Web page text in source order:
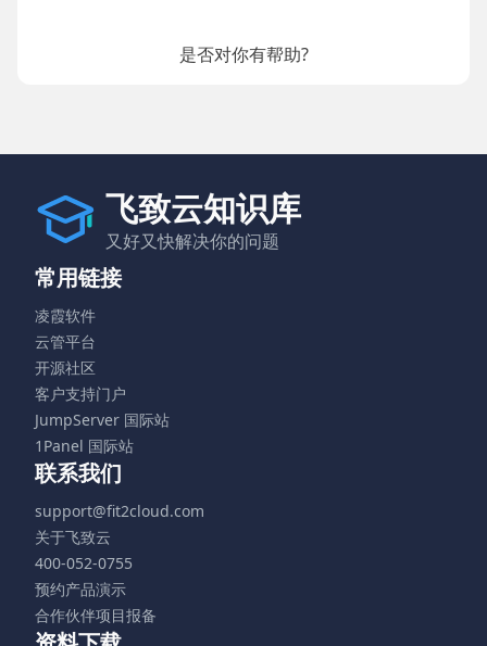
是否对你有帮助?
飞致云知识库
又好又快解决你的问题
常用链接
凌霞软件
云管平台
开源社区
客户支持门户
JumpServer 国际站
1Panel 国际站
联系我们
support@fit2cloud.com
关于飞致云
400-052-0755
预约产品演示
合作伙伴项目报备